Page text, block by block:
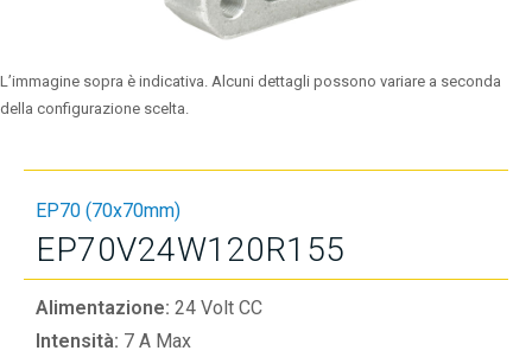
L’immagine sopra è indicativa. Alcuni dettagli possono variare a seconda
della configurazione scelta.
EP70 (70x70mm)
EP70V24W120R155
Alimentazione: 24 Volt CC
Intensità: 7 A Max